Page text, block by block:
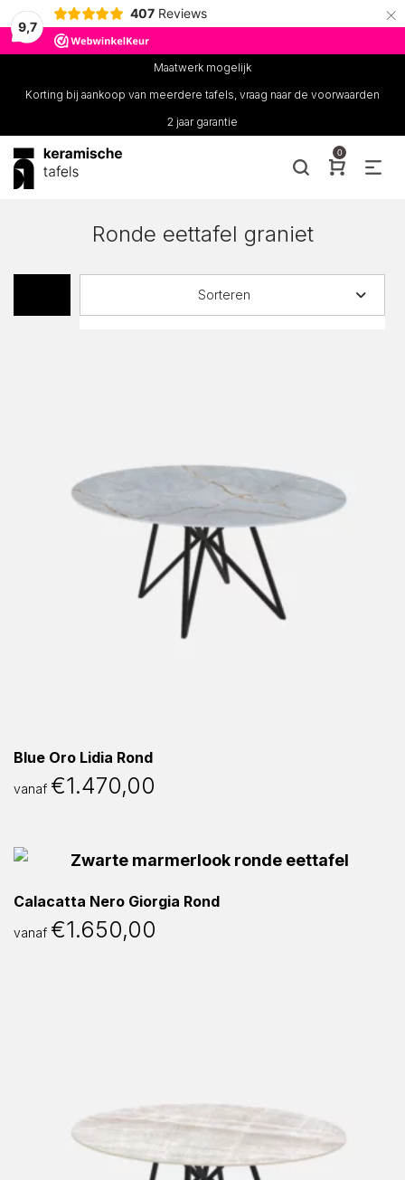
9,7
407 Reviews ×
Maatwerk mogelijk
Korting bij aankoop van meerdere tafels, vraag naar de voorwaarden
2 jaar garantie
0
Ronde eettafel graniet
Sorteren
Blue Oro Lidia Rond
vanaf €1.470,00
Calacatta Nero Giorgia Rond
vanaf €1.650,00